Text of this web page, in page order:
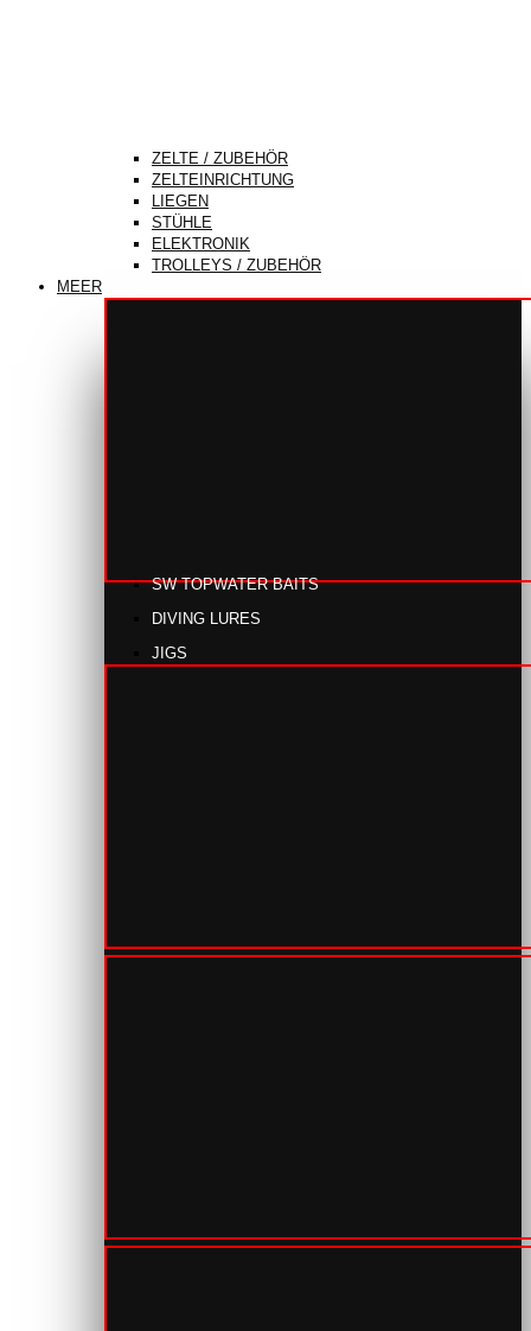
ZELTE / ZUBEHÖR
ZELTEINRICHTUNG
LIEGEN
STÜHLE
ELEKTRONIK
TROLLEYS / ZUBEHÖR
MEER
SW TOPWATER BAITS
DIVING LURES
JIGS